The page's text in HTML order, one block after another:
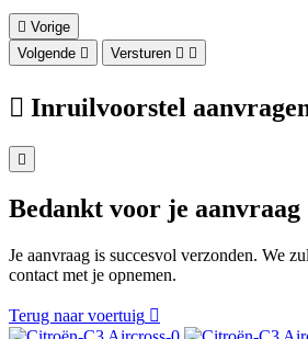
Vorige
Volgende
Versturen
Inruilvoorstel
Bedankt voor je aanvraag
Je aanvraag is succesvol verzonden. We
contact met je opnemen.
Terug naar voertuig